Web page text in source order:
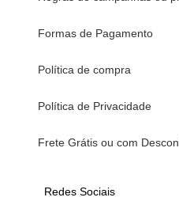
Formas de Pagamento
Política de compra
Política de Privacidade
Frete Grátis ou com
Redes Sociais